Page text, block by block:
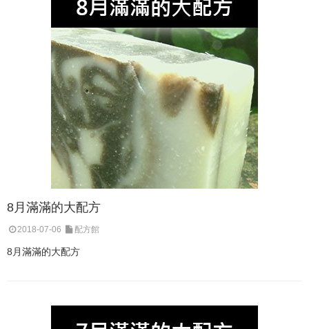
8月滿滿的大配方
2018-07-06 配方館
8月滿滿的大配方